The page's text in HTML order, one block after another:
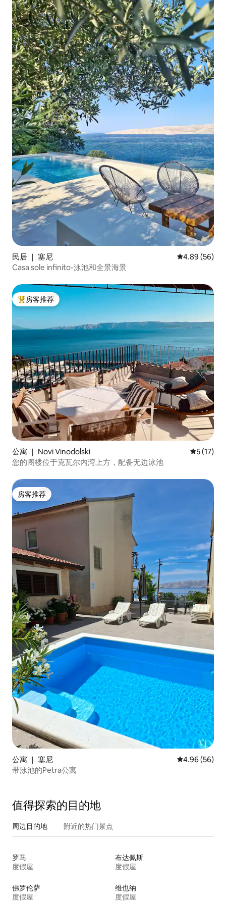
民居 ｜ 塞尼 平均评分 4.89
4.89 (56)
Casa sole infinito-泳池和全景海景
热门「房客推荐」
房客推荐
公寓 ｜ Novi Vinodolski 平均评分
5 (17)
您的阁楼位于克瓦尔内湾上方，配备无边泳池
房客推荐
房客推荐
公寓 ｜ 塞尼 平均评分 4.96
4.96 (56)
带泳池的Petra公寓
值得探索的目的地
周边目的地 附近的热门景点
罗马
度假屋
布达佩斯
度假屋
佛罗伦萨
度假屋
维也纳
度假屋